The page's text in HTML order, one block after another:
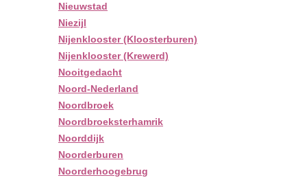
Nieuwstad
Niezijl
Nijenklooster (Kloosterburen)
Nijenklooster (Krewerd)
Nooitgedacht
Noord-Nederland
Noordbroek
Noordbroeksterhamrik
Noorddijk
Noorderburen
Noorderhoogebrug